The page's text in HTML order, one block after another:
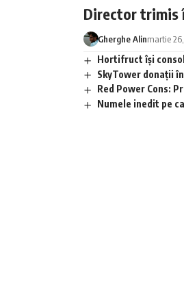
Director trimis
Gherghe Alinmartie
Hortifruct își
SkyTower donații
Red Power Cons:
Numele inedit pe